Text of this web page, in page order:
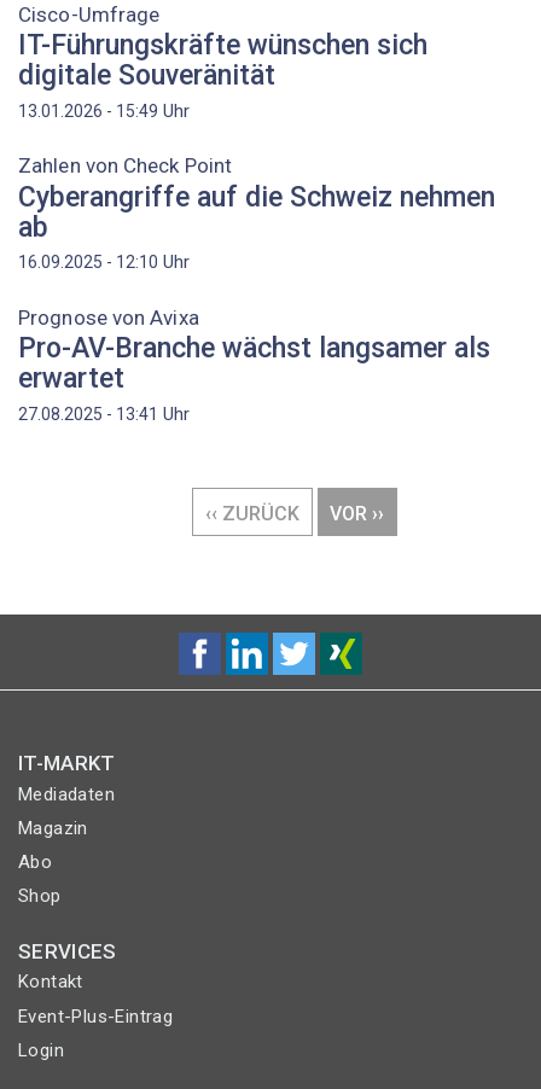
Cisco-Umfrage
IT-Führungskräfte wünschen sich
digitale Souveränität
13.01.2026 - 15:49 Uhr
Zahlen von Check Point
Cyberangriffe auf die Schweiz nehmen
ab
16.09.2025 - 12:10 Uhr
Prognose von Avixa
Pro-AV-Branche wächst langsamer als
erwartet
27.08.2025 - 13:41 Uhr
VORHERIGE
SEITE
‹‹ ZURÜCK
NÄCHSTE
SEITE
VOR ››
IT-MARKT
Mediadaten
Magazin
Abo
Shop
SERVICES
Kontakt
Event-Plus-Eintrag
Login